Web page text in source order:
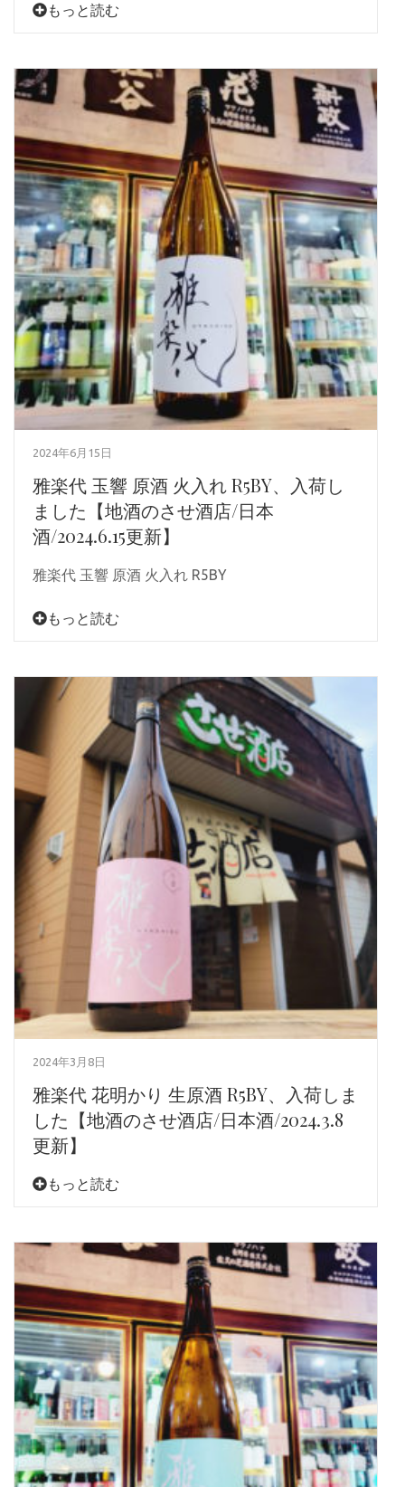
もっと読む
2024年6月15日
雅楽代 玉響 原酒 火入れ R5BY、入荷し
ました【地酒のさせ酒店/日本
酒/2024.6.15更新】
雅楽代 玉響 原酒 火入れ R5BY
もっと読む
2024年3月8日
雅楽代 花明かり 生原酒 R5BY、入荷しま
した【地酒のさせ酒店/日本酒/2024.3.8
更新】
もっと読む